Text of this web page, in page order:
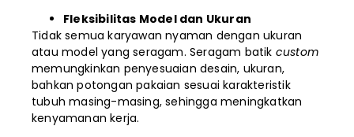
Fleksibilitas Model dan Ukuran
Tidak semua karyawan nyaman dengan ukuran
atau model yang seragam. Seragam batik custom
memungkinkan penyesuaian desain, ukuran,
bahkan potongan pakaian sesuai karakteristik
tubuh masing-masing, sehingga meningkatkan
kenyamanan kerja.